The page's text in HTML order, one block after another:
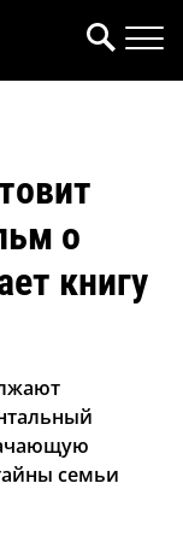
о
книгу
семьи